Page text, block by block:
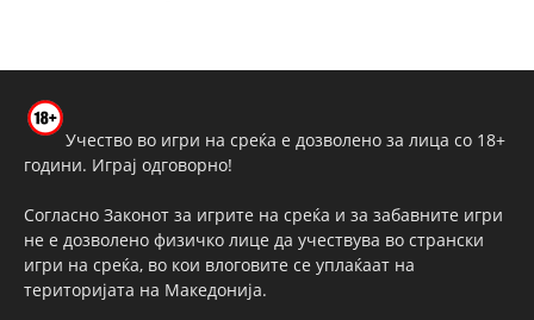
Учество во игри на среќа е дозволено за лица со 18+
години. Играј одговорно!
Согласно Законот за игрите на среќа и за забавните игри
не е дозволено физичко лице да учествува во странски
игри на среќа, во кои влоговите се уплаќаат на
територијата на Македонија.